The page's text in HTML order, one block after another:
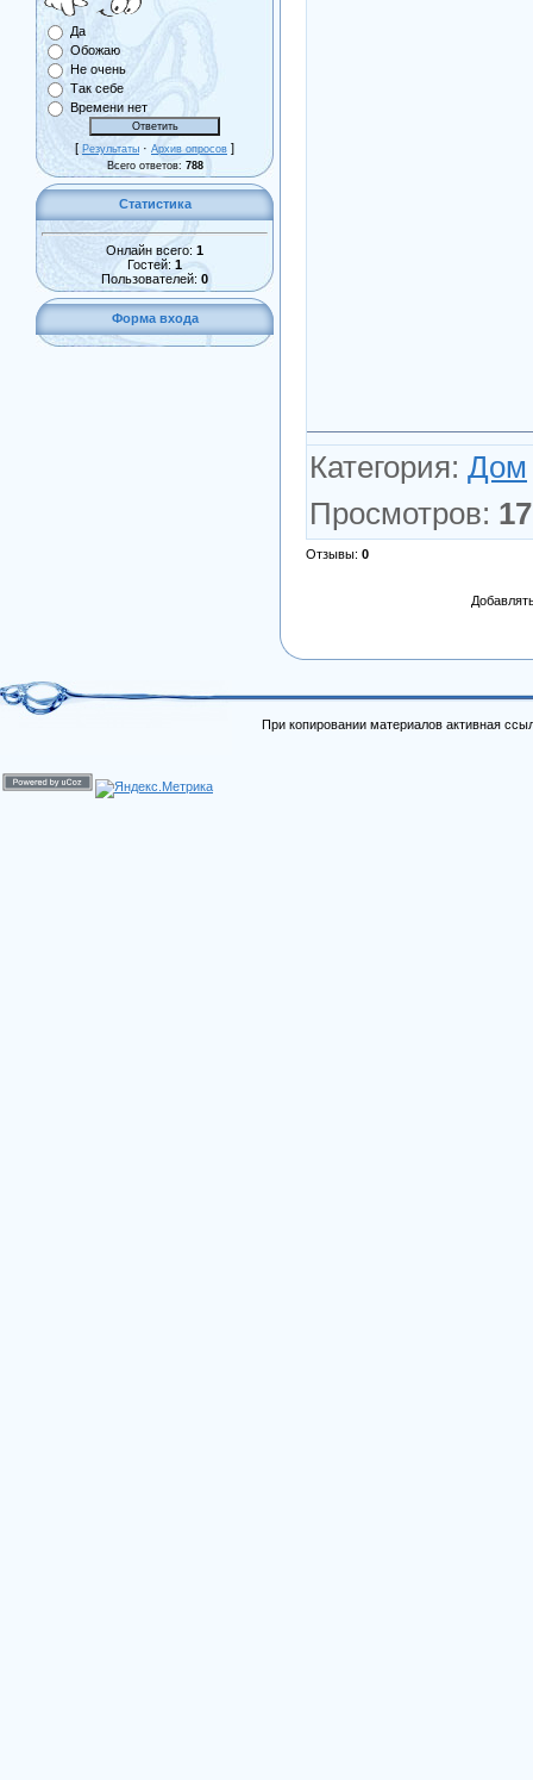
Да
Обожаю
Не очень
Так себе
Времени нет
[ Результаты · Архив опросов ]
Всего ответов: 788
Статистика
Онлайн всего: 1
Гостей: 1
Пользователей: 0
Форма входа
Категория: Дом
Просмотров:
Отзывы: 0
При копировании материалов активная